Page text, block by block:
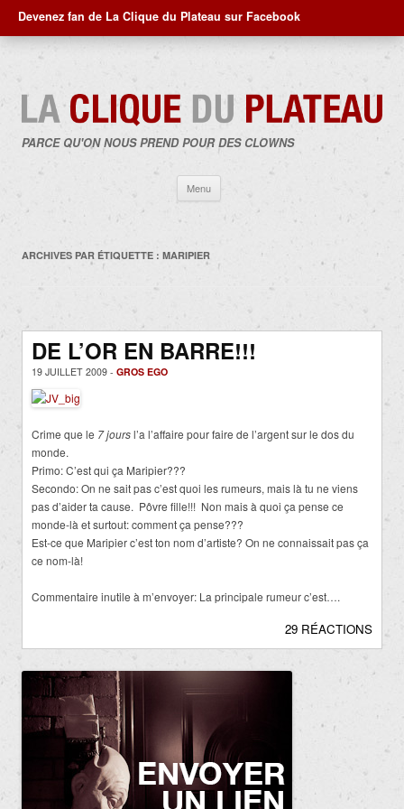
Devenez fan de La Clique du Plateau sur Facebook
PARCE QU'ON NOUS PREND POUR DES CLOWNS
Menu
contenu
ARCHIVES PAR ÉTIQUETTE : MARIPIER
DE L’OR EN BARRE!!!
19 JUILLET 2009 - GROS EGO
Crime que le 7 joursl’a l’affaire pour faire de l’argent sur le dos du
monde.
Primo: C’est qui ça Maripier???
Secondo: On ne sait pas c’est quoi les rumeurs, mais là tu ne viens
pas d’aider ta cause. Pôvre fille!!! Non mais à quoi ça pense ce
monde-là et surtout: comment ça pense???
Est-ce que Maripier c’est ton nom d’artiste? On ne connaissait pas ça
ce nom-là!
Commentaire inutile à m’envoyer: La principale rumeur c’est….
29 RÉACTIONS